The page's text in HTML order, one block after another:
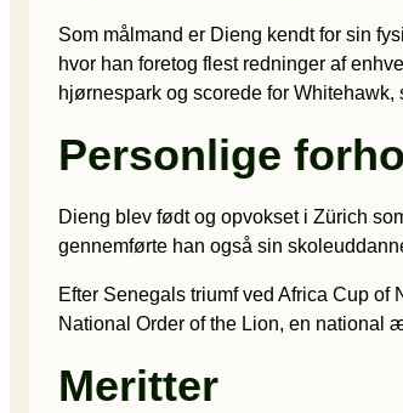
Som målmand er Dieng kendt for sin
hvor han foretog flest redninger af
hjørnespark og scorede for
Personlige
Dieng blev født og opvokset i Zürich
gennemførte han også sin
Efter Senegals triumf ved Africa Cup
National Order of the Lion, en national
Meritter